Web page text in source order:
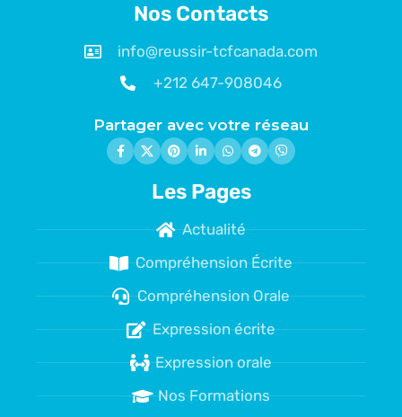
Nos Contacts
info@reussir-tcfcanada.com
+212 647-908046
Partager avec votre réseau
Les Pages
Actualité
Compréhension Écrite
Compréhension Orale
Expression écrite
Expression orale
Nos Formations